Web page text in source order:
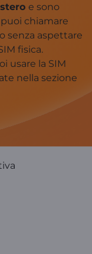
e sono
puoi chiamare
senza aspettare
fisica.
usare la SIM
nella sezione